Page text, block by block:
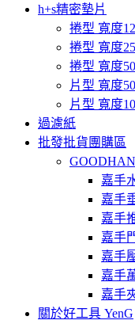
h+s精密墊片
捲型 寬度
捲型 寬度
捲型 寬度
片型 寬度
片型 寬度
過濾紙
批發批貨團購區
嘉手
嘉手
嘉手
嘉手
嘉手
嘉手
嘉手
關於好工具 YenG